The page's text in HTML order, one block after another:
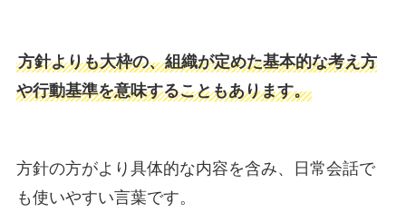
方針よりも大枠の、組織が定めた基本的な考え方
や行動基準を意味することもあります。
方針の方がより具体的な内容を含み、日常会話で
も使いやすい言葉です。